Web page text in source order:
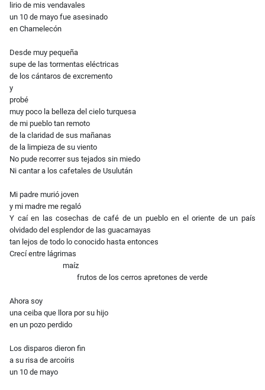
lirio de mis vendavales
un 10 de mayo fue asesinado
en Chamelecón
Desde muy pequeña
supe de las tormentas eléctricas
de los cántaros de excremento
y
probé
muy poco la belleza del cielo turquesa
de mi pueblo tan remoto
de la claridad de sus mañanas
de la limpieza de su viento
No pude recorrer sus tejados sin miedo
Ni cantar a los cafetales de Usulután
Mi padre murió joven
y mi madre me regaló
Y caí en las cosechas de café de un pueblo en el oriente de un país
olvidado del esplendor de las guacamayas
tan lejos de todo lo conocido hasta entonces
Crecí entre lágrimas
maíz
frutos de los cerros apretones de verde
Ahora soy
una ceiba que llora por su hijo
en un pozo perdido
Los disparos dieron fin
a su risa de arcoíris
un 10 de mayo